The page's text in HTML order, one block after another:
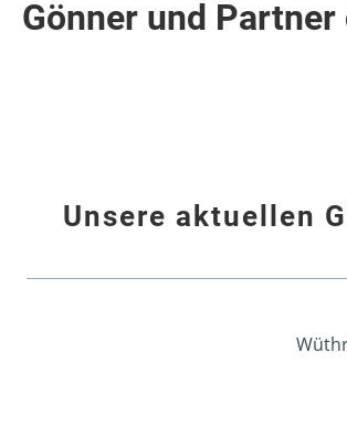
Gönner und Partner
Unsere aktuellen